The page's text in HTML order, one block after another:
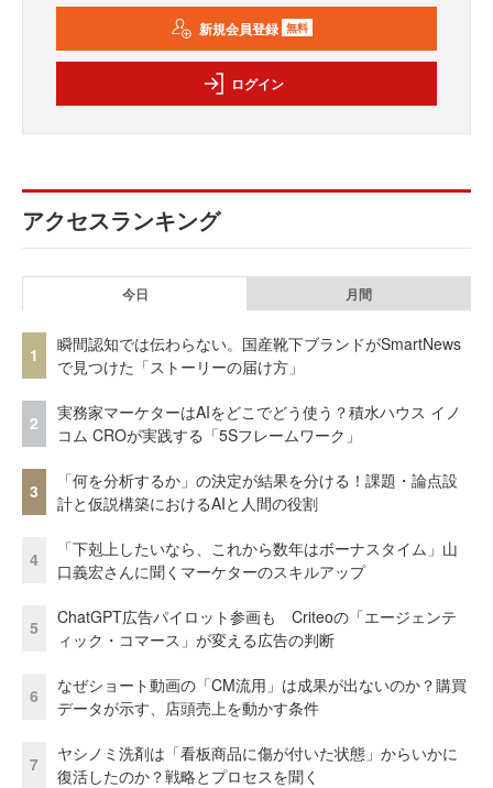
新規会員登録 無料
ログイン
アクセスランキング
今日 月間
1
瞬間認知では伝わらない。国産靴下ブランドがSmartNews
で見つけた「ストーリーの届け方」
2
実務家マーケターはAIをどこでどう使う？積水ハウス イノ
コム CROが実践する「5Sフレームワーク」
3
「何を分析するか」の決定が結果を分ける！課題・論点設
計と仮説構築におけるAIと人間の役割
4
「下剋上したいなら、これから数年はボーナスタイム」山
口義宏さんに聞くマーケターのスキルアップ
5
ChatGPT広告パイロット参画も Criteoの「エージェンテ
ィック・コマース」が変える広告の判断
6
なぜショート動画の「CM流用」は成果が出ないのか？購買
データが示す、店頭売上を動かす条件
7
ヤシノミ洗剤は「看板商品に傷が付いた状態」からいかに
復活したのか？戦略とプロセスを聞く